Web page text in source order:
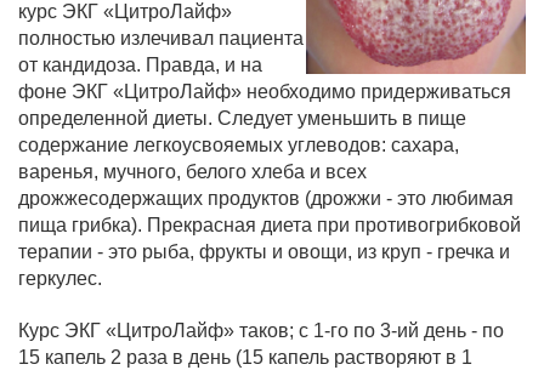
курс ЭКГ «ЦитроЛайф»
полностью излечивал пациента
от кандидоза. Правда, и на
фоне ЭКГ «ЦитроЛайф» необходимо придерживаться
определенной диеты. Следует уменьшить в пище
содержание легкоусвояемых углеводов: сахара,
варенья, мучного, белого хлеба и всех
дрожжесодержащих продуктов (дрожжи - это любимая
пища грибка). Прекрасная диета при противогрибковой
терапии - это рыба, фрукты и овощи, из круп - гречка и
геркулес.
Курс ЭКГ «ЦитроЛайф» таков; с 1-го по 3-ий день - по
15 капель 2 раза в день (15 капель растворяют в 1